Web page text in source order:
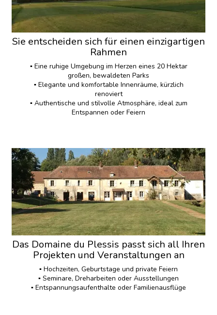
Sie entscheiden sich für einen einzigartigen
Rahmen
▪️ Eine ruhige Umgebung im Herzen eines 20 Hektar
großen, bewaldeten Parks
▪️ Elegante und komfortable Innenräume, kürzlich
renoviert
▪️ Authentische und stilvolle Atmosphäre, ideal zum
Entspannen oder Feiern
Das Domaine du Plessis passt sich all Ihren
Projekten und Veranstaltungen an
▪️ Hochzeiten, Geburtstage und private Feiern
▪️ Seminare, Dreharbeiten oder Ausstellungen
▪️ Entspannungsaufenthalte oder Familienausflüge